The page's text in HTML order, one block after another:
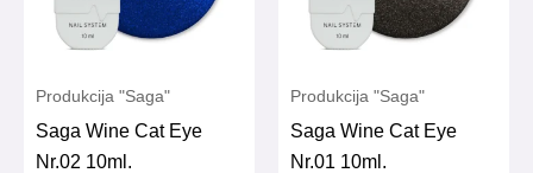
Produkcija "Saga"
Saga Wine Cat Eye
Nr.02 10ml.
Produkcija "Saga"
Saga Wine Cat Eye
Nr.01 10ml.